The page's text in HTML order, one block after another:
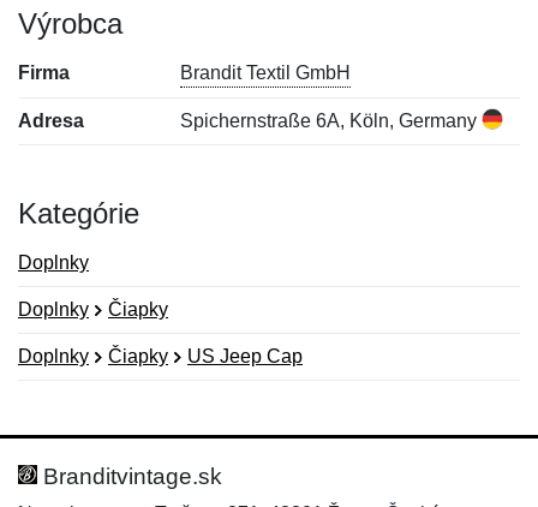
Výrobca
Firma Brandit Textil GmbH
Adresa Spichernstraße 6A, Köln, Germany
Kategórie
Doplnky
Doplnky Čiapky
Doplnky Čiapky US Jeep Cap
Hodnotenie:
Meno:
Branditvintage.sk